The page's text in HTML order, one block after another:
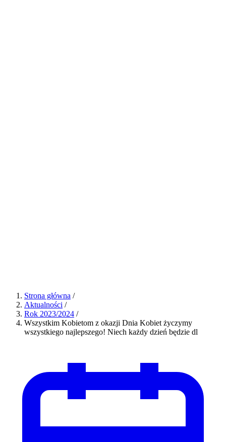
Strona główna /
Aktualności /
Rok 2023/2024 /
Wszystkim Kobietom z okazji Dnia Kobiet życzymy
wszystkiego najlepszego! Niech każdy dzień będzie dl